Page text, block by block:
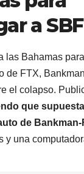
a SBF
las Bahamas
de FTX,
el colapso.
que
de Bankman-
y una